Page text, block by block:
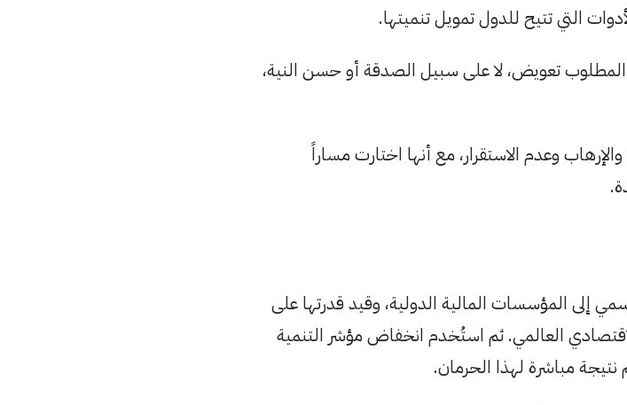
التي تتيح للدول تمويل تنميتها.
المطلوب تعويض، لا على سبيل الصدقة أو حسن النية،
وعدم الاستقرار، مع أنها اختارت مساراً
إلى المؤسسات المالية الدولية، وقيد قدرتها على
العالمي. ثم استُخدم انخفاض مؤشر التنمية
مباشرة لهذا الحرمان.